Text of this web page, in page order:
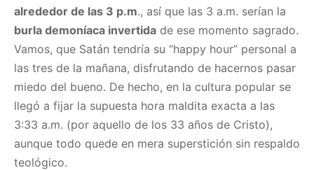
alrededor de las 3 p.m., así que las 3 a.m. serían la
burla demoníaca invertida de ese momento sagrado.
Vamos, que Satán tendría su “happy hour” personal a
las tres de la mañana, disfrutando de hacernos pasar
miedo del bueno. De hecho, en la cultura popular se
llegó a fijar la supuesta hora maldita exacta a las
3:33 a.m. (por aquello de los 33 años de Cristo),
aunque todo quede en mera superstición sin respaldo
teológico.